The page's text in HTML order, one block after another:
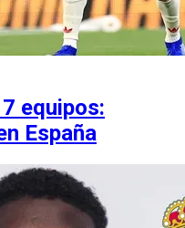
equipos:
España